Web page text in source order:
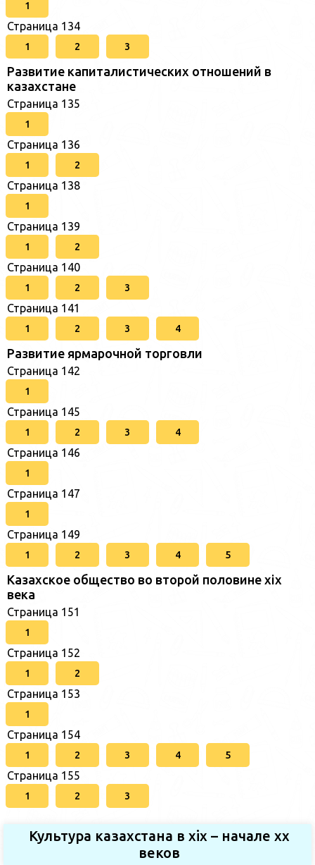
1
Страница 134
1 2 3
Развитие капиталистических отношений в
казахстане
Страница 135
1
Страница 136
1 2
Страница 138
1
Страница 139
1 2
Страница 140
1 2 3
Страница 141
1 2 3 4
Развитие ярмарочной торговли
Страница 142
1
Страница 145
1 2 3 4
Страница 146
1
Страница 147
1
Страница 149
1 2 3 4 5
Казахское общество во второй половине хіх
века
Страница 151
1
Страница 152
1 2
Страница 153
1
Страница 154
1 2 3 4 5
Страница 155
1 2 3
Культура казахстана в xix – начале хх
веков